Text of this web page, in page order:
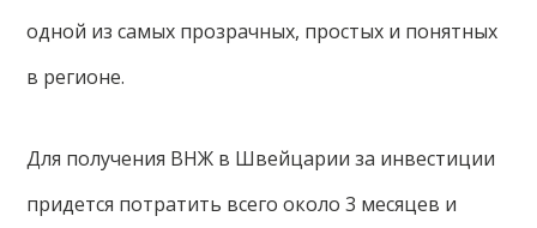
одной из самых прозрачных, простых и понятных
в регионе.
Для получения ВНЖ в Швейцарии за инвестиции
придется потратить всего около 3 месяцев и